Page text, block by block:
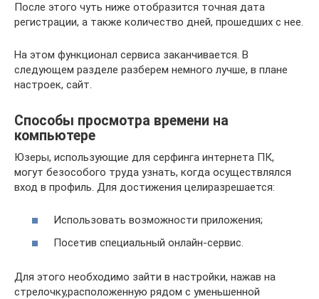
После этого чуть ниже отобразится точная дата
регистрации, а также количество дней, прошедших с нее.
На этом функционал сервиса заканчивается. В
следующем разделе разберем немного лучше, в плане
настроек, сайт.
Способы просмотра времени на
компьютере
Юзеры, использующие для серфинга интернета ПК,
могут безособого труда узнать, когда осуществлялся
вход в профиль. Для достижения целиразрешается:
Использовать возможности приложения;
Посетив специальный онлайн-сервис.
Для этого необходимо зайти в настройки, нажав на
стрелочку,расположенную рядом с уменьшенной